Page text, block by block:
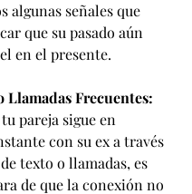
algunas señales que
que su pasado aún
en el presente.
Llamadas Frecuentes:
pareja sigue en
con su ex a través
texto o llamadas, es
de que la conexión no